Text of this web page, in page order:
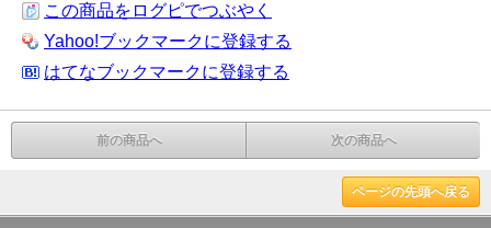
この商品をログピでつぶやく
Yahoo!ブックマークに登録する
はてなブックマークに登録する
前の商品へ 次の商品へ
ページの先頭へ戻る